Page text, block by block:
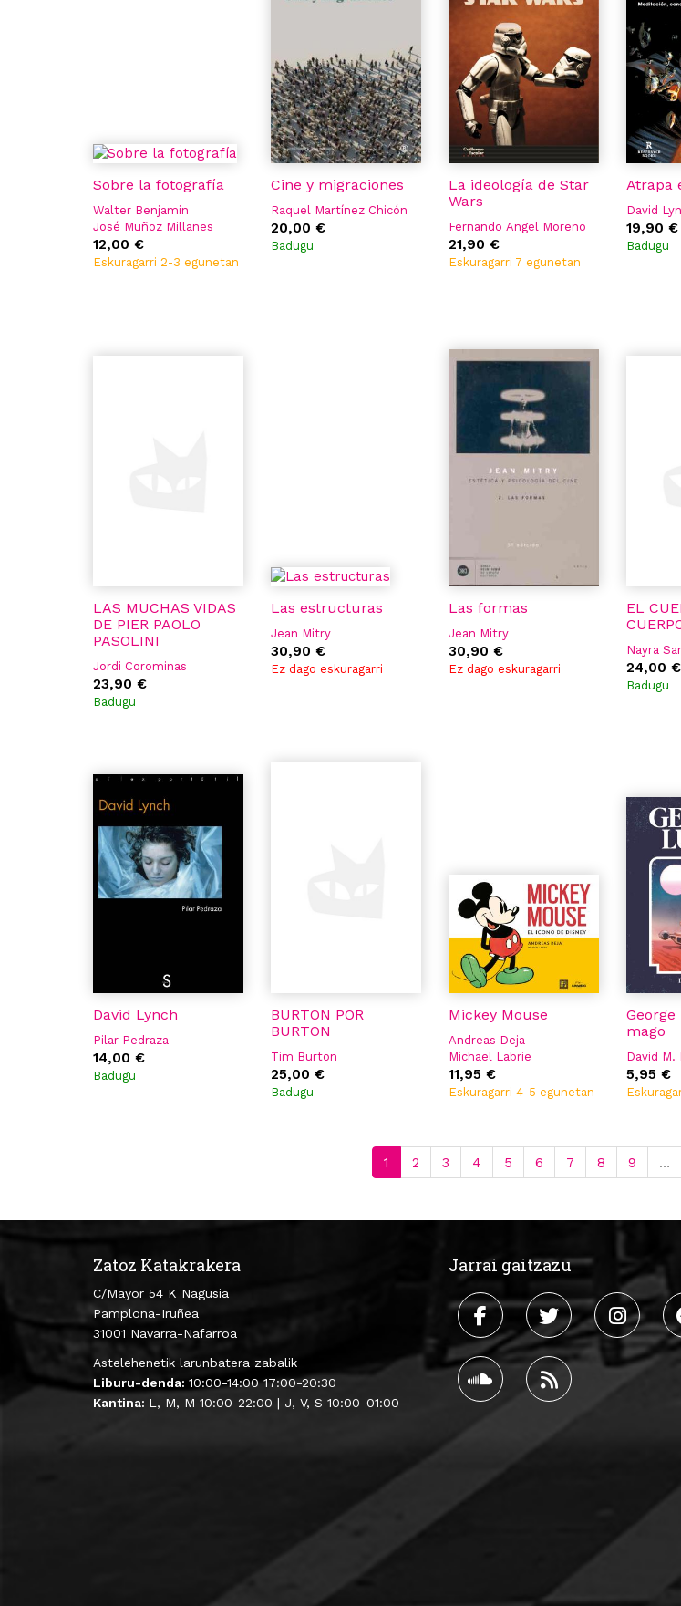
Sobre la fotografía
Walter Benjamin
José Muñoz Millanes
12,00 €
Eskuragarri 2-3 egunetan
Cine y migraciones
Raquel Martínez Chicón
20,00 €
Badugu
La ideología de Star
Wars
Fernando Angel Moreno
21,90 €
Eskuragarri 7 egunetan
Atrapa
David
19,90 €
Badugu
LAS MUCHAS VIDAS
DE PIER PAOLO
PASOLINI
Jordi Corominas
23,90 €
Badugu
Las estructuras
Jean Mitry
30,90 €
Ez dago eskuragarri
Las formas
Jean Mitry
30,90 €
Ez dago eskuragarri
EL
Nayra
24,00 €
Badugu
David Lynch
Pilar Pedraza
14,00 €
Badugu
BURTON POR
BURTON
Tim Burton
25,00 €
Badugu
Mickey Mouse
Andreas Deja
Michael Labrie
11,95 €
Eskuragarri 4-5 egunetan
George
mago
David M.
5,95 €
1 2 3 4 5 6 7 8 9 …
Zatoz Katakrakera
C/Mayor 54 K Nagusia
Pamplona-Iruñea
31001 Navarra-Nafarroa
Astelehenetik larunbatera zabalik
Liburu-denda: 10:00-14:00 17:00-20:30
Kantina: L, M, M 10:00-22:00 | J, V, S 10:00-01:00
Jarrai gaitzazu